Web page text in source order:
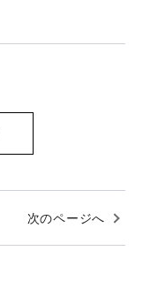
次のページへ